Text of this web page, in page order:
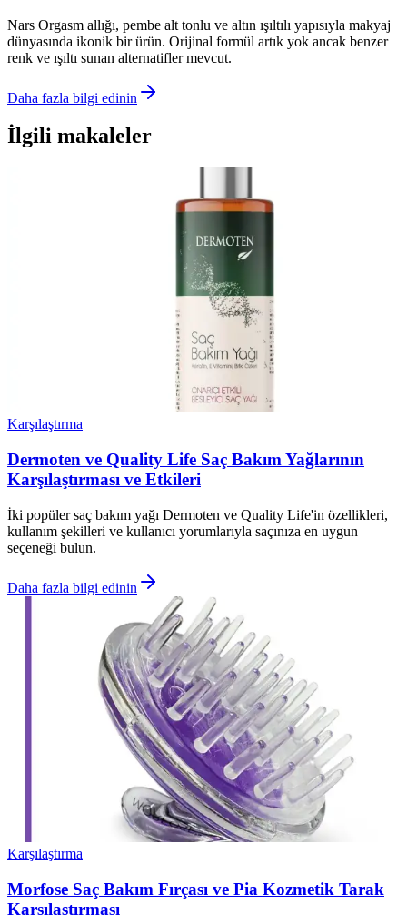
Nars Orgasm allığı, pembe alt tonlu ve altın ışıltılı yapısıyla makyaj
dünyasında ikonik bir ürün. Orijinal formül artık yok ancak benzer
renk ve ışıltı sunan alternatifler mevcut.
Daha fazla bilgi edinin
İlgili makaleler
Karşılaştırma
Dermoten ve Quality Life Saç Bakım Yağlarının
Karşılaştırması ve Etkileri
İki popüler saç bakım yağı Dermoten ve Quality Life'in özellikleri,
kullanım şekilleri ve kullanıcı yorumlarıyla saçınıza en uygun
seçeneği bulun.
Daha fazla bilgi edinin
Karşılaştırma
Morfose Saç Bakım Fırçası ve Pia Kozmetik Tarak
Karşılaştırması